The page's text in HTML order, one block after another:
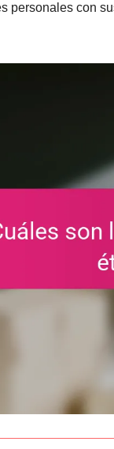
personales con